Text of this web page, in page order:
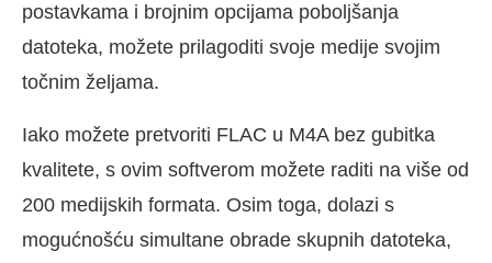
postavkama i brojnim opcijama poboljšanja
datoteka, možete prilagoditi svoje medije svojim
točnim željama.
Iako možete pretvoriti FLAC u M4A bez gubitka
kvalitete, s ovim softverom možete raditi na više od
200 medijskih formata. Osim toga, dolazi s
mogućnošću simultane obrade skupnih datoteka,